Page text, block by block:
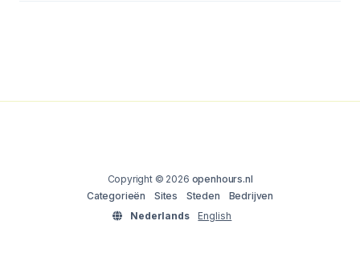
Copyright © 2026 openhours.nl
Categorieën
Sites Steden
Bedrijven
Nederlands
English